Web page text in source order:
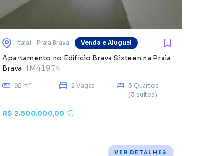
Itajaí - Praia Brava Venda e Aluguel
Apartamento no Edifício Brava Sixteen na Praia
Brava
IM41974
92 m² 2 Vagas
3 Quartos
(3 suítes)
R$ 2.500.000,00
VER DETALHES